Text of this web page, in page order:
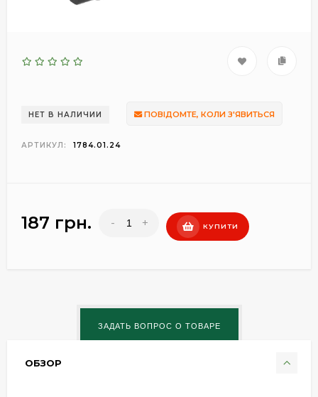
НЕТ В НАЛИЧИИ ПОВІДОМТЕ, КОЛИ З'ЯВИТЬСЯ
АРТИКУЛ: 1784.01.24
187 грн. - + КУПИТИ
ОБЗОР